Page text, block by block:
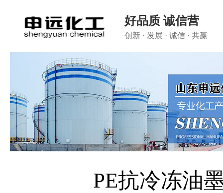
好品质 诚信营
创新 · 发展 · 诚信 · 共赢
PE抗冷冻油